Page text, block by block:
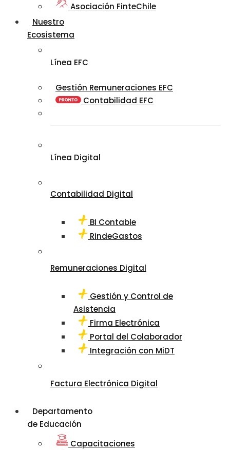
Asociación FinteChile
Nuestro
Ecosistema
Línea EFC
Gestión Remuneraciones EFC
Contabilidad EFC
Línea Digital
Contabilidad Digital
BI Contable
RindeGastos
Remuneraciones Digital
Gestión y Control de
Asistencia
Firma Electrónica
Portal del Colaborador
Integración con MiDT
Factura Electrónica Digital
Departamento
de Educación
Capacitaciones